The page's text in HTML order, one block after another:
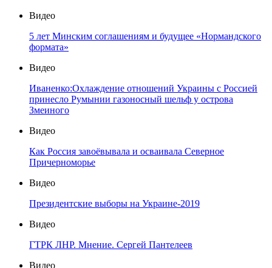
Видео
5 лет Минским соглашениям и будущее «Нормандского
формата»
Видео
Иваненко:Охлаждение отношений Украины с Россией
принесло Румынии газоносный шельф у острова
Змеиного
Видео
Как Россия завоёвывала и осваивала Северное
Причерноморье
Видео
Президентские выборы на Украине-2019
Видео
ГТРК ЛНР. Мнение. Сергей Пантелеев
Видео